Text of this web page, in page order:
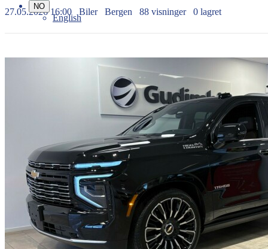
NO
English
27.05.2026 16:00 Biler Bergen 88 visninger 0 lagret